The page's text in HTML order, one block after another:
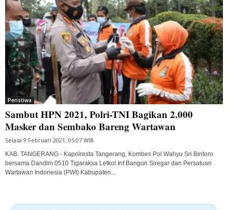
Peristiwa
Sambut HPN 2021, Polri-TNI Bagikan 2.000
Masker dan Sembako Bareng Wartawan
Selasa 9 Februari 2021, 05:07 WIB
KAB. TANGERANG - Kapolresta Tangerang, Kombes Pol Wahyu Sri Bintoro
bersama Dandim 0510 Tigaraksa Letkol Inf Bangun Siregar dan Persatuan
Wartawan Indonesia (PWI) Kabupaten...